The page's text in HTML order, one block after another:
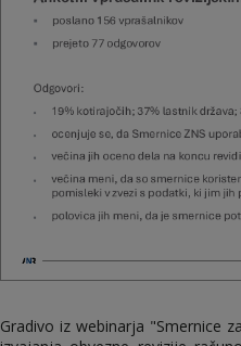
Gradivo iz webinarja "Smernice